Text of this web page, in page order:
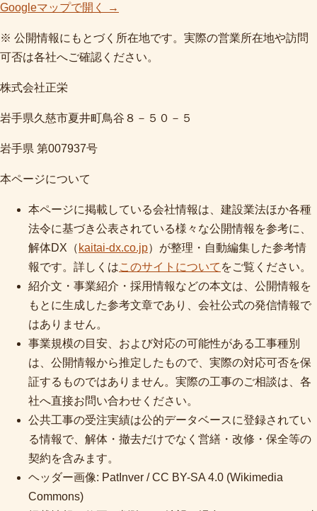
Googleマップで開く →
※ 公開情報にもとづく所在地です。実際の営業所在地や訪問
可否は各社へご確認ください。
株式会社正栄
岩手県久慈市夏井町鳥谷８－５０－５
岩手県 第007937号
本ページについて
本ページに掲載している会社情報は、建設業法ほか各種
法令に基づき公表されている様々な公開情報を参考に、
解体DX（ kaitai-dx.co.jp）が整理・自動編集した参考情
報です。詳しくはこのサイトについて をご覧ください。
紹介文・事業紹介・採用情報などの本文は、公開情報を
もとに生成した参考文章であり、会社公式の発信情報で
はありません。
事業規模の目安、および対応の可能性がある工事種別
は、公開情報から推定したもので、実際の対応可否を保
証するものではありません。実際の工事のご相談は、各
社へ直接お問い合わせください。
公共工事の受注実績は公的データベースに登録されてい
る情報で、解体・撤去だけでなく営繕・改修・保全等の
契約を含みます。
ヘッダー画像: PatInver / CC BY-SA 4.0 (Wikimedia
Commons)